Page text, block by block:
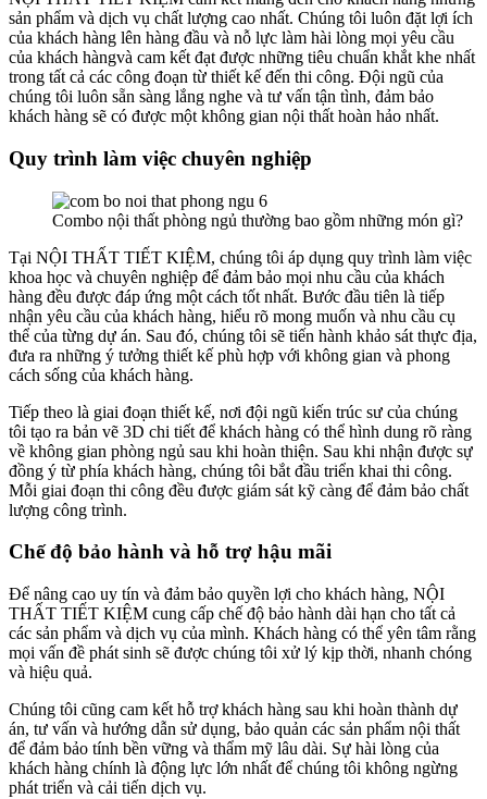
sản phẩm và dịch vụ chất lượng cao nhất. Chúng tôi luôn đặt lợi ích
của khách hàng lên hàng đầu và nỗ lực làm hài lòng mọi yêu cầu
của khách hàngvà cam kết đạt được những tiêu chuẩn khắt khe nhất
trong tất cả các công đoạn từ thiết kế đến thi công. Đội ngũ của
chúng tôi luôn sẵn sàng lắng nghe và tư vấn tận tình, đảm bảo
khách hàng sẽ có được một không gian nội thất hoàn hảo nhất.
Quy trình làm việc chuyên nghiệp
Combo nội thất phòng ngủ thường bao gồm những món gì?
Tại NỘI THẤT TIẾT KIỆM, chúng tôi áp dụng quy trình làm việc
khoa học và chuyên nghiệp để đảm bảo mọi nhu cầu của khách
hàng đều được đáp ứng một cách tốt nhất. Bước đầu tiên là tiếp
nhận yêu cầu của khách hàng, hiểu rõ mong muốn và nhu cầu cụ
thể của từng dự án. Sau đó, chúng tôi sẽ tiến hành khảo sát thực địa,
đưa ra những ý tưởng thiết kế phù hợp với không gian và phong
cách sống của khách hàng.
Tiếp theo là giai đoạn thiết kế, nơi đội ngũ kiến trúc sư của chúng
tôi tạo ra bản vẽ 3D chi tiết để khách hàng có thể hình dung rõ ràng
về không gian phòng ngủ sau khi hoàn thiện. Sau khi nhận được sự
đồng ý từ phía khách hàng, chúng tôi bắt đầu triển khai thi công.
Mỗi giai đoạn thi công đều được giám sát kỹ càng để đảm bảo chất
lượng công trình.
Chế độ bảo hành và hỗ trợ hậu mãi
Để nâng cao uy tín và đảm bảo quyền lợi cho khách hàng, NỘI
THẤT TIẾT KIỆM cung cấp chế độ bảo hành dài hạn cho tất cả
các sản phẩm và dịch vụ của mình. Khách hàng có thể yên tâm rằng
mọi vấn đề phát sinh sẽ được chúng tôi xử lý kịp thời, nhanh chóng
và hiệu quả.
Chúng tôi cũng cam kết hỗ trợ khách hàng sau khi hoàn thành dự
án, tư vấn và hướng dẫn sử dụng, bảo quản các sản phẩm nội thất
để đảm bảo tính bền vững và thẩm mỹ lâu dài. Sự hài lòng của
khách hàng chính là động lực lớn nhất để chúng tôi không ngừng
phát triển và cải tiến dịch vụ.